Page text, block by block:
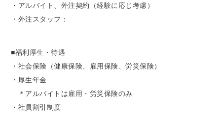
・アルバイト、外注契約（経験に応じ考慮）
・外注スタッフ：
■福利厚生・待遇
・社会保険（健康保険、雇用保険、労災保険）
・厚生年金
＊アルバイトは雇用・労災保険のみ
・社員割引制度